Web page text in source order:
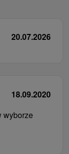
20.07.2026
18.09.2020
wyborze